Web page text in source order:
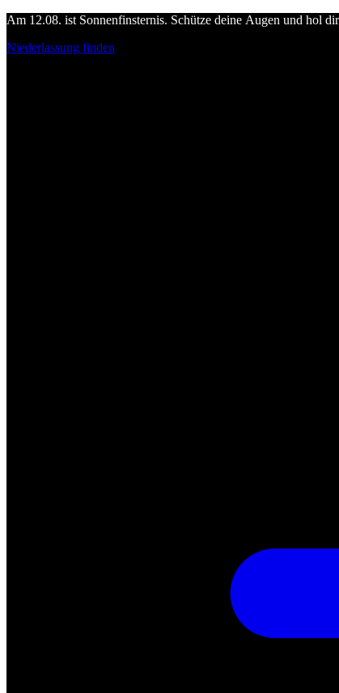
Am 12.08. ist Sonnenfinsternis. Schütze deine Augen und hol
Niederlassung finden